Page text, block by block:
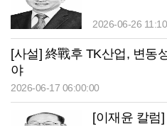
2026-06-26
[사설] 終戰후 TK산업, 변동
야
2026-06-17 06:00:00
[이재윤 칼럼